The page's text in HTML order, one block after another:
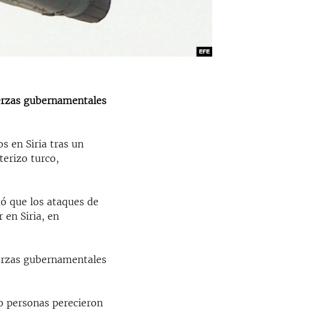
gubernamentales
en Siria tras un
turco,
que los ataques de
en Siria, en
gubernamentales
perecieron